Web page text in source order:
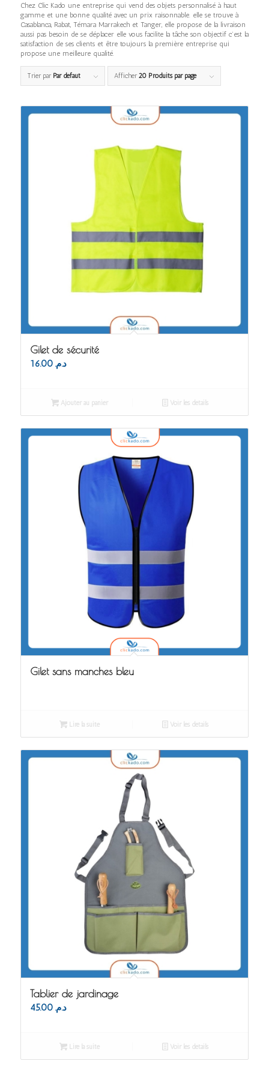
Chez Clic Kado une entreprise qui vend des objets personnalisé à haut
gamme et une bonne qualité avec un prix raisonnable. elle se trouve à
Casablanca, Rabat, Témara Marrakech et Tanger, elle propose de la livraison
aussi pas besoin de se déplacer elle vous facilite la tâche son objectif c’est la
satisfaction de ses clients et être toujours la première entreprise qui
propose une meilleure qualité.
Trier par Par défaut Afficher 20 Produits par page
Gilet de sécurité
د.م. 16.00
Ajouter au panier Voir les détails
Gilet sans manches bleu
Lire la suite Voir les détails
Tablier de jardinage
د.م. 45.00
Lire la suite Voir les détails